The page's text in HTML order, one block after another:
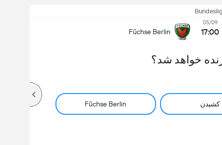
05/09
17:00
Füchse Berlin
خواهد شد؟
کشیدن Füchse Berlin